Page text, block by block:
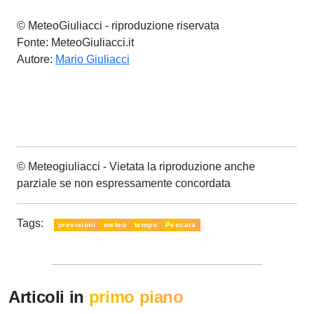
© MeteoGiuliacci - riproduzione riservata
Fonte: MeteoGiuliacci.it
Autore: Mario Giuliacci
© Meteogiuliacci - Vietata la riproduzione anche
parziale se non espressamente concordata
Tags: previsioni meteo tempo Pescara
Articoli in primo piano